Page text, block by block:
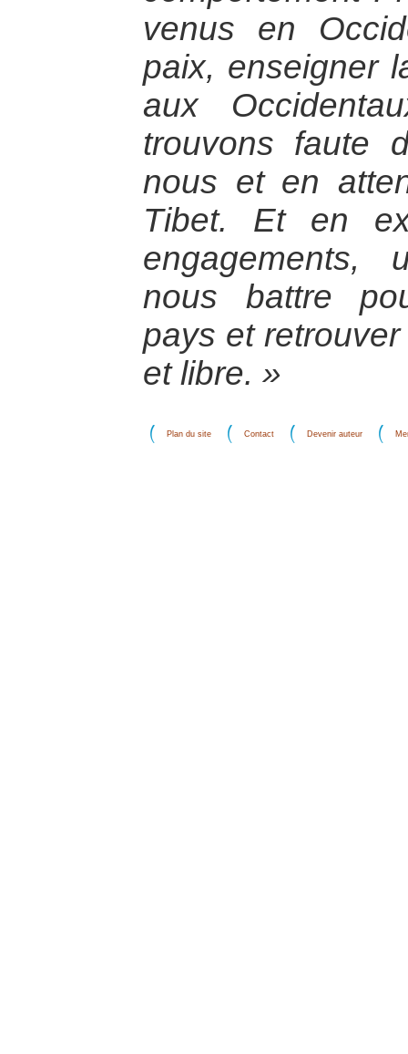
venus en
paix, enseigner
aux
trouvons faute
nous et en
Tibet. Et en
engagements,
nous battre
pays et
et libre. »
Plan du site Contact Devenir auteur